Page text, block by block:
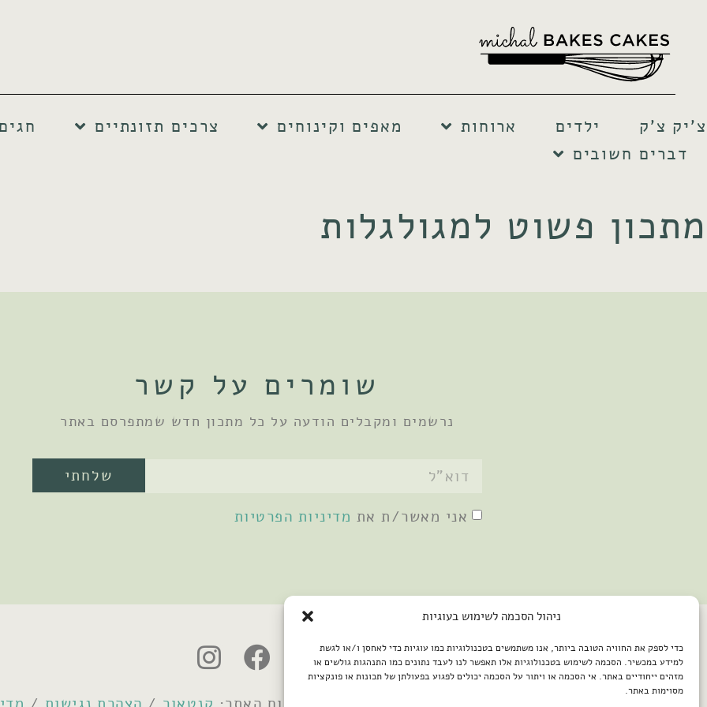
ניהול הסכמה לשימוש בעוגיות
כדי לספק את החוויה הטובה ביותר, אנו משתמשים בטכנולוגיות כמו עוגיות כדי לאחסן ו/או לגשת
למידע במכשיר. הסכמה לשימוש בטכנולוגיות אלו תאפשר לנו לעבד נתונים כמו התנהגות גולשים או
מזהים ייחודיים באתר. אי הסכמה או ויתור על הסכמה יכולים לפגוע בפעולתן של תכונות או פונקציות
מסוימות באתר.
צ'יק צ'ק ילדים ארוחות מאפים וקינוחים צרכים תזונתיים
חגים
דברים חשובים
מתכון פשוט למגולגלות
שומרים על קשר
נרשמים ומקבלים הודעה על כל מתכון חדש שמתפרסם באתר
אני מאשר/ת את מדיניות הפרטיות
שלחתי